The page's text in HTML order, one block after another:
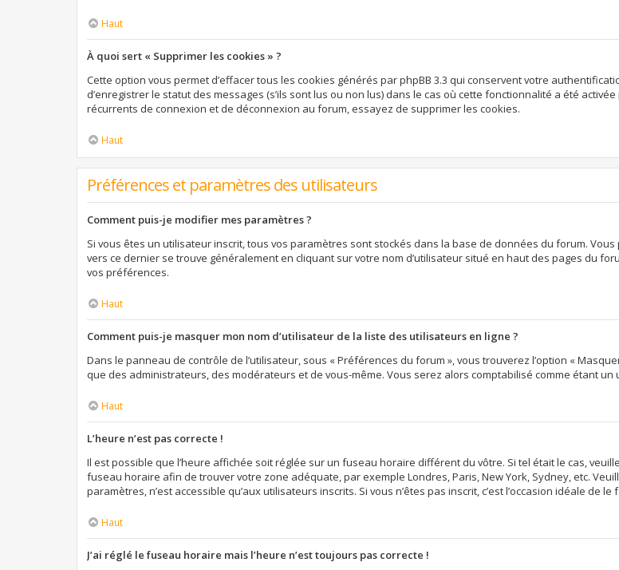
Haut
À quoi sert « Supprimer les cookies » ?
Cette option vous permet d’effacer tous les cookies générés par phpBB 3.3 qui conservent votre
d’enregistrer le statut des messages (s’ils sont lus ou non lus) dans le cas où cette fonctionnalité a été
récurrents de connexion et de déconnexion au forum, essayez de supprimer les cookies.
Haut
Préférences et paramètres des utilisateurs
Comment puis-je modifier mes paramètres ?
Si vous êtes un utilisateur inscrit, tous vos paramètres sont stockés dans la base de données du forum.
vers ce dernier se trouve généralement en cliquant sur votre nom d’utilisateur situé en haut des pages du
vos préférences.
Haut
Comment puis-je masquer mon nom d’utilisateur de la liste des utilisateurs en ligne ?
Dans le panneau de contrôle de l’utilisateur, sous « Préférences du forum », vous trouverez l’option «
que des administrateurs, des modérateurs et de vous-même. Vous serez alors comptabilisé comme étant un
Haut
L’heure n’est pas correcte !
Il est possible que l’heure affichée soit réglée sur un fuseau horaire différent du vôtre. Si tel était le cas,
fuseau horaire afin de trouver votre zone adéquate, par exemple Londres, Paris, New York, Sydney, etc.
paramètres, n’est accessible qu’aux utilisateurs inscrits. Si vous n’êtes pas inscrit, c’est l’occasion idéale de le
Haut
J’ai réglé le fuseau horaire mais l’heure n’est toujours pas correcte !